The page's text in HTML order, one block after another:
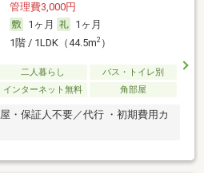
管理費3,000円
1ヶ月
1ヶ月
1階 / 1LDK（44.5m2）
二人暮らし
バス・トイレ別
インターネット無料 角部屋
・保証人不要／代行 ・初期費用カ